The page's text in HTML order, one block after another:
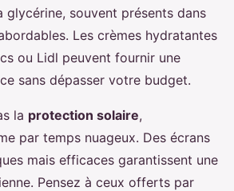
glycérine, souvent présents dans
Les crèmes hydratantes
ou Lidl peuvent fournir une
sans dépasser votre budget.
la protection solaire,
par temps nuageux. Des écrans
mais efficaces garantissent une
Pensez à ceux offerts par